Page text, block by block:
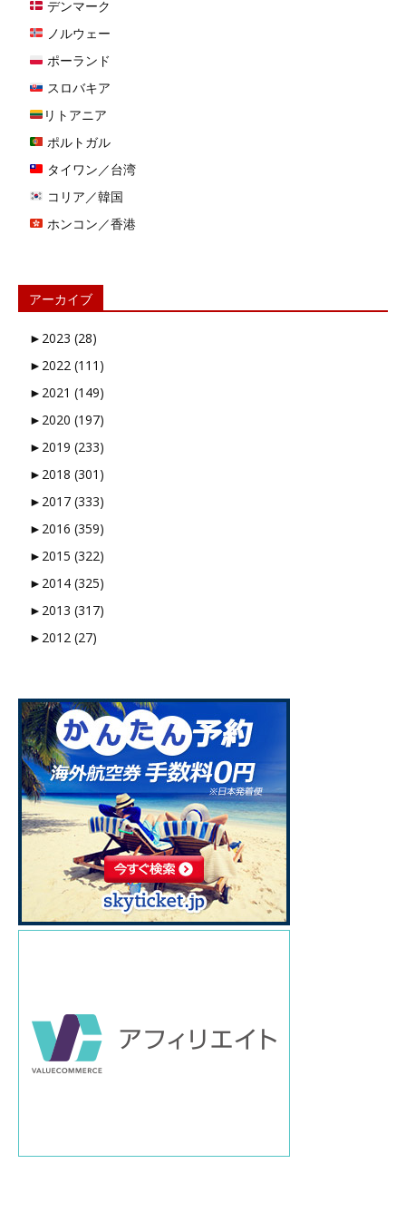
デンマーク
ノルウェー
ポーランド
スロバキア
リトアニア
ポルトガル
タイワン／台湾
コリア／韓国
ホンコン／香港
アーカイブ
► 2023 (28)
► 2022 (111)
► 2021 (149)
► 2020 (197)
► 2019 (233)
► 2018 (301)
► 2017 (333)
► 2016 (359)
► 2015 (322)
► 2014 (325)
► 2013 (317)
► 2012 (27)